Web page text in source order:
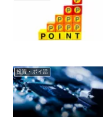
投資・ポイ活